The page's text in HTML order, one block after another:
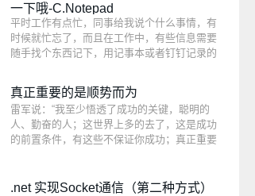
一下哦-C.Notepad
平时工作有点忙，同事给我说个什么事情，有
时候就忙忘了，而且在工作中，有些信息需要
随手找个东西记下，用记事本或者钉钉记录的
本，又不能分组，我去网上找了一圈，有人写
记事本，但是不合我意，于是乎
真正重要的是顺势而为
雷军说：“我至少悟透了成功的关键，聪明的
人、勤奋的人；这世界上多的去了，这是成功
的前置条件，有这些不保证你成功；真正重要
来仍是少年。
.net 实现Socket通信（第二种方式）